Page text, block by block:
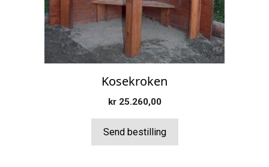
Kosekroken
kr25.260,00
Send bestilling